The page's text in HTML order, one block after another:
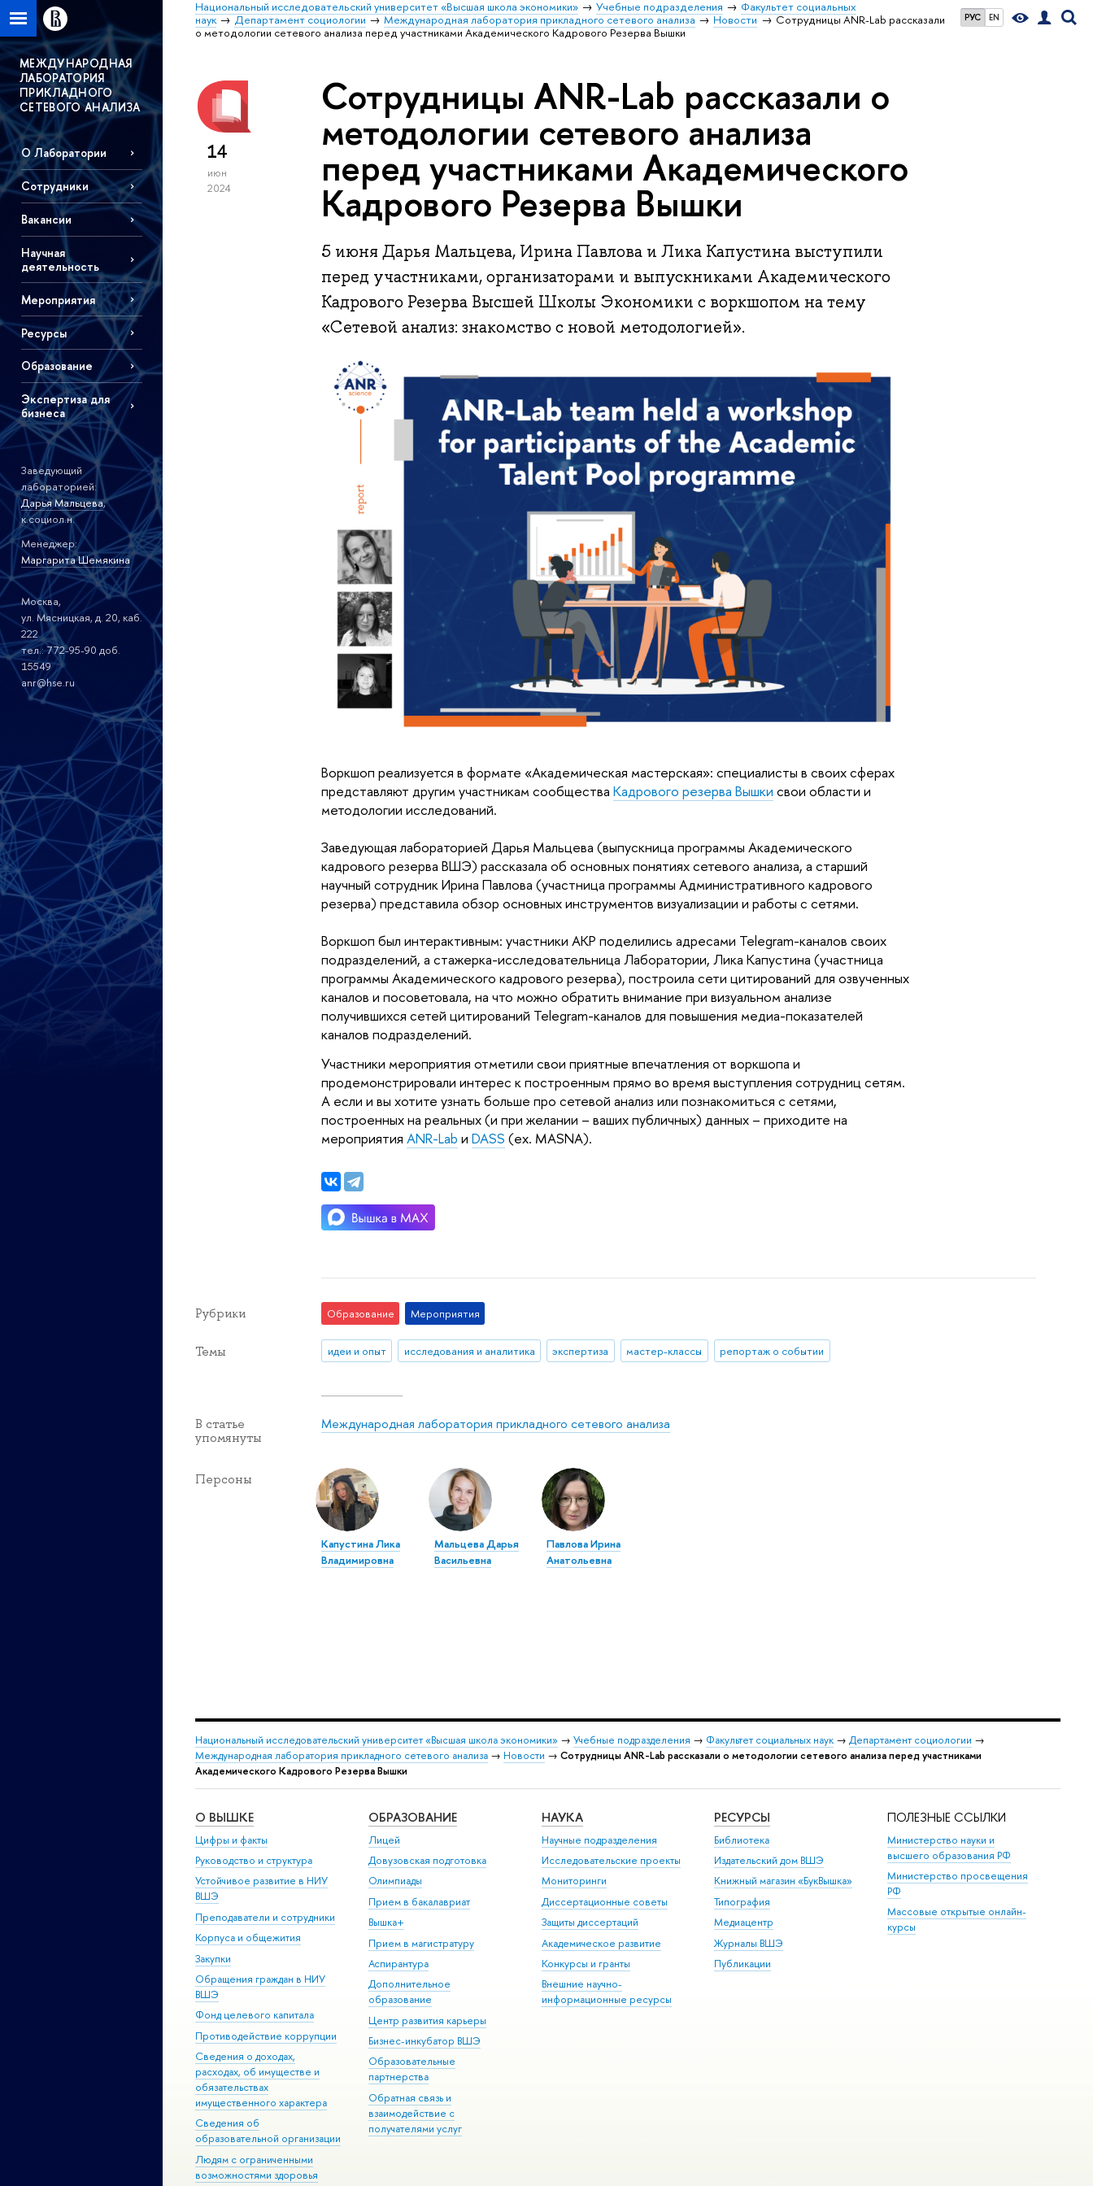
РУС EN
Национальный исследовательский университет «Высшая школа экономики» Учебные подразделения
Факультет социальных
наук
Департамент социологии Международная лаборатория прикладного сетевого анализа Новости
Сотрудницы ANR-Lab рассказали
о методологии сетевого анализа перед участниками Академического Кадрового Резерва Вышки
МЕЖДУНАРОДНАЯ
ЛАБОРАТОРИЯ
ПРИКЛАДНОГО
СЕТЕВОГО АНАЛИЗА
О Лаборатории
Сотрудники
Вакансии
Научная
деятельность
Мероприятия
Ресурсы
Образование
Экспертиза для
бизнеса
Заведующий
лабораторией:
Дарья Мальцева,
к.социол.н.
Менеджер:
Маргарита Шемякина
Москва,
ул. Мясницкая, д. 20, каб.
222
тел.: 772-95-90 доб.
15549
anr@hse.ru
14
июн
2024
Сотрудницы ANR-Lab рассказали о
методологии сетевого анализа
перед участниками Академического
Кадрового Резерва Вышки
5 июня Дарья Мальцева, Ирина Павлова и Лика Капустина выступили
перед участниками, организаторами и выпускниками Академического
Кадрового Резерва Высшей Школы Экономики с воркшопом на тему
«Сетевой анализ: знакомство с новой методологией».
Воркшоп реализуется в формате «Академическая мастерская»: специалисты в своих сферах
представляют другим участникам сообществаКадрового резерва Вышки свои области и
методологии исследований.
Заведующая лабораторией Дарья Мальцева (выпускница программы Академического
кадрового резерва ВШЭ) рассказала об основных понятиях сетевого анализа, а старший
научный сотрудник Ирина Павлова (участница программы Административного кадрового
резерва) представила обзор основных инструментов визуализации и работы с сетями.
Воркшоп был интерактивным: участники АКР поделились адресами Telegram-каналов своих
подразделений, а стажерка-исследовательница Лаборатории, Лика Капустина (участница
программы Академического кадрового резерва), построила сети цитирований для озвученных
каналов и посоветовала, на что можно обратить внимание при визуальном анализе
получившихся сетей цитирований Telegram-каналов для повышения медиа-показателей
каналов подразделений.
Участники мероприятия отметили свои приятные впечатления от воркшопа и
продемонстрировали интерес к построенным прямо во время выступления сотрудниц сетям.
А если и вы хотите узнать больше про сетевой анализ или познакомиться с сетями,
построенных на реальных (и при желании – ваших публичных) данных – приходите на
мероприятияANR-Lab иDASS (ex. MASNA).
Рубрики Образование Мероприятия
Темы идеи и опыт исследования и аналитика экспертиза мастер-классы репортаж о событии
В статье
упомянуты
Международная лаборатория прикладного сетевого анализа
Персоны
Капустина Лика
Владимировна
Мальцева Дарья
Васильевна
Павлова Ирина
Анатольевна
Национальный исследовательский университет «Высшая школа экономики» → Учебные подразделения → Факультет социальных наук → Департамент социологии →
Международная лаборатория прикладного сетевого анализа → Новости → Сотрудницы ANR-Lab рассказали о методологии сетевого анализа перед участниками
Академического Кадрового Резерва Вышки
О ВЫШКЕ
Цифры и факты
Руководство и структура
Устойчивое развитие в НИУ
ВШЭ
Преподаватели и сотрудники
Корпуса и общежития
Закупки
Обращения граждан в НИУ
ВШЭ
Фонд целевого капитала
Противодействие коррупции
Сведения о доходах,
расходах, об имуществе и
обязательствах
имущественного характера
Сведения об
образовательной организации
Людям с ограниченными
возможностями здоровья
ОБРАЗОВАНИЕ
Лицей
Довузовская подготовка
Олимпиады
Прием в бакалавриат
Вышка+
Прием в магистратуру
Аспирантура
Дополнительное
образование
Центр развития карьеры
Бизнес-инкубатор ВШЭ
Образовательные
партнерства
Обратная связь и
взаимодействие с
получателями услуг
НАУКА
Научные подразделения
Исследовательские проекты
Мониторинги
Диссертационные советы
Защиты диссертаций
Академическое развитие
Конкурсы и гранты
Внешние научно-
информационные ресурсы
РЕСУРСЫ
Библиотека
Издательский дом ВШЭ
Книжный магазин «БукВышка»
Типография
Медиацентр
Журналы ВШЭ
Публикации
ПОЛЕЗНЫЕ ССЫЛКИ
Министерство науки и
высшего образования РФ
Министерство просвещения
РФ
Массовые открытые онлайн-
курсы